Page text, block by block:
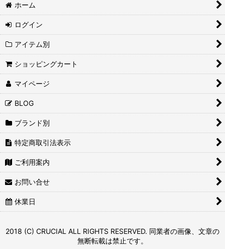
ホーム
ログイン
アイテム別
ショッピングカート
マイページ
BLOG
ブランド別
特定商取引法表示
ご利用案内
お問い合せ
休業日
2018 (C) CRUCIAL ALL RIGHTS RESERVED. 同業者の画像、文章の
無断転載は禁止です。